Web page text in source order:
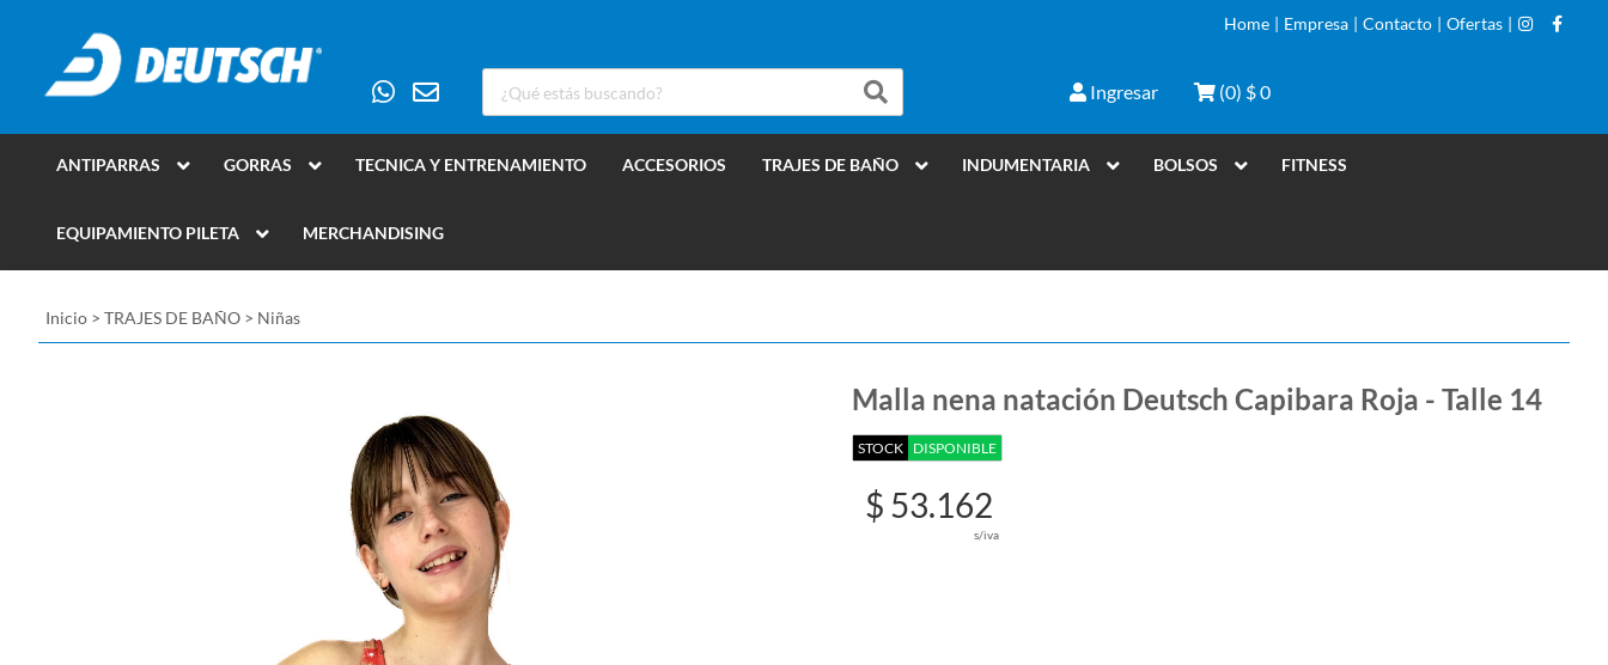
Home | Empresa | Contacto | Ofertas |
Ingresar (0) $ 0
ANTIPARRAS GORRAS TECNICA Y ENTRENAMIENTO ACCESORIOS TRAJES DE BAÑO INDUMENTARIA BOLSOS FITNESS
EQUIPAMIENTO PILETA MERCHANDISING
Inicio > TRAJES DE BAÑO > Niñas
Malla nena natación Deutsch Capibara Roja - Talle 14
STOCK DISPONIBLE
$ 53.162
s/iva